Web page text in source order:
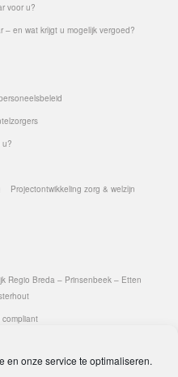
en onze service te optimaliseren.
voor u?
– en wat krijgt u mogelijk vergoed?
u?
Projectontwikkeling zorg & welzijn
Regio Breda – Prinsenbeek – Etten
compliant
(regio Prinsenbeek- Breda- Etten